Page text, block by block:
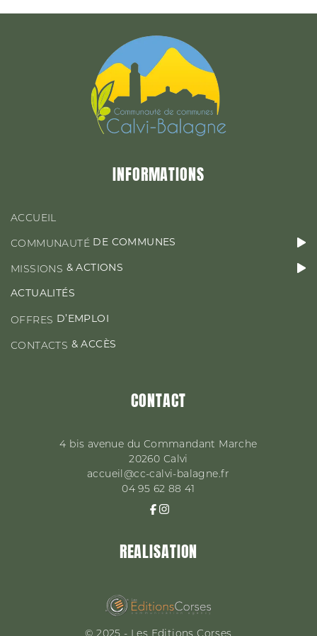
CONTACT & ACCÈS
INFORMATIONS
ACCUEIL
COMMUNAUTÉ DE COMMUNES
MISSIONS & ACTIONS
ACTUALITÉS
OFFRES D’EMPLOI
CONTACTS & ACCÈS
CONTACT
4 bis avenue du Commandant Marche
20260 Calvi
accueil@cc-calvi-balagne.fr
04 95 62 88 41
REALISATION